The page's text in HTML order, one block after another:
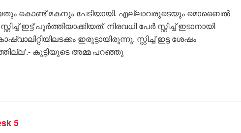
കൊണ്ട് മകനും പേടിയായി. എല്ലാവരുടെയും മൊബൈൽ
ഇട്ട് പൂർത്തിയാക്കിയത്‌. നിരവധി പേർ സ്റ്റിച്ച് ഇടാനായി
ഇരുട്ടായിരുന്നു. സ്റ്റിച്ച് ഇട്ട ശേഷം
കുട്ടിയുടെ അമ്മ പറഞ്ഞു
5